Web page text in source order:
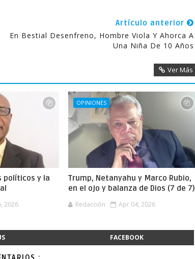
Artículo anterior
En Bestial Desenfreno, Hombre Viola Y Ahorca A
Una Niña De 10 Años
Ver Más
políticos y la
2026
OPINIONES
Trump, Netanyahu y Marco Rubio,
en el ojo y balanza de Dios (7 de 7)
Redacción Apr 04, 2026
FACEBOOK